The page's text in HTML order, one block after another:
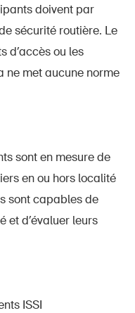
doivent par
sécurité routière. Le
d’accès ou les
ne met aucune norme
sont en mesure de
en ou hors localité
sont capables de
et d’évaluer leurs
ISSI